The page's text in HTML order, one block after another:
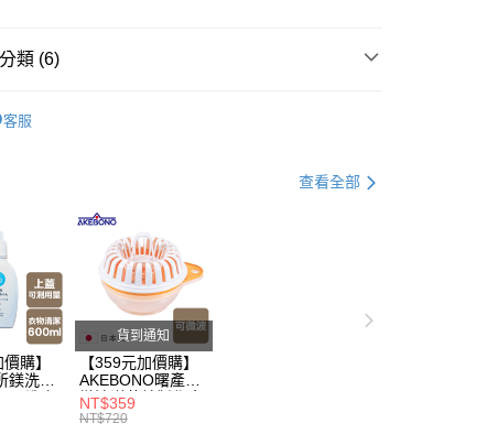
結打開帳單後，可選擇「超商條碼／台灣大直營門市／銀行轉
／iPASS MONEY」等通路繳費。
「台灣大哥大股份有限公司」（以下簡稱本公司）所提供，讓
付款使用「大哥付你分期」之契約關係目的，商店將以您的個人
姓名、電話或地址）提供予台灣大哥大進項蒐集、處理及利
與您本人進行分期帳單所需資料之確認、核對及更正。
服務條款，請詳閱以下連結：https://oppay.tw/userRule
類 (6)
親節 瘋殺5折up】
▶【限時加價購$159up】官網獨
親節 瘋殺5折up】 ▶歡慶父親節 ，全館瘋殺5折up
親節 瘋殺5折up】
▶任選三件5折！父親節破盤超低
客服
查看全部
購】
鎂洗衣
洗衣
衣用
貨到通知
【359元加價購】
AKEBONO曙產業
微波洋芋片製作盒/
料理盒/健康零食/
NT$359
NT$720